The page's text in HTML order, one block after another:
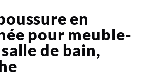
en
pour meuble-
de bain,